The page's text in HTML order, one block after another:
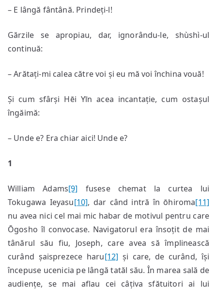
– E lângă fântână. Prindeți-l!
Gărzile se apropiau, dar, ignorându-le, shùshì-ul
continuă:
– Arătați-mi calea către voi și eu mă voi închina vouă!
Și cum sfârși Hēi Yīn acea incantație, cum ostașul
îngăimă:
– Unde e? Era chiar aici! Unde e?
1
William Adams[9] fusese chemat la curtea lui
Tokugawa Ieyasu[10], dar când intră în ōhiroma[11]
nu avea nici cel mai mic habar de motivul pentru care
Ōgosho îl convocase. Navigatorul era însoțit de mai
tânărul său fiu, Joseph, care avea să împlinească
curând șaisprezece haru[12] și care, de curând, își
începuse ucenicia pe lângă tatăl său. În marea sală de
audiențe, se mai aflau cei câțiva sfătuitori ai lui